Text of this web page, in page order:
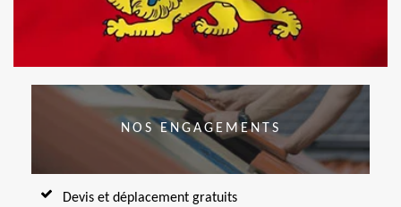
NOS ENGAGEMENTS
Devis et déplacement gratuits